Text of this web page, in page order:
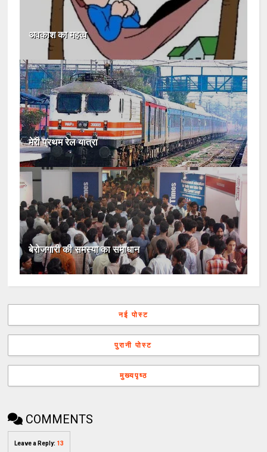
अवकाश का महत्व
मेरी प्रथम रेल यात्रा
बेरोजगारी की समस्या का समाधान
नई पोस्ट
पुरानी पोस्ट
मुख्यपृष्ठ
COMMENTS
Leave a Reply: 13